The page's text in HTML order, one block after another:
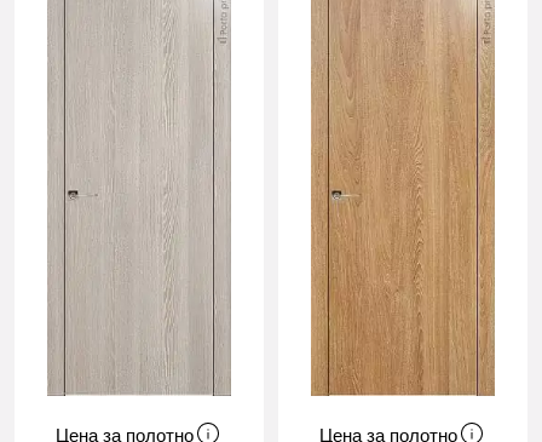
Цена за полотно Цена за полотно